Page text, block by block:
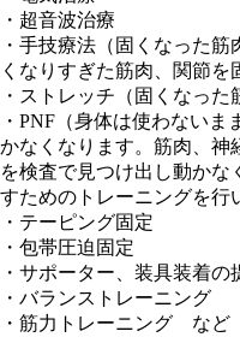
・超音波治療
・手技療法（固くなった
くなりすぎた筋肉、関節を
・ストレッチ（固くなった
・PNF（身体は使わない
かなくなります。筋肉、神
を検査で見つけ出し動かな
すためのトレーニングを行
・テーピング固定
・包帯圧迫固定
・サポーター、装具装着の
・バランストレーニング
・筋力トレーニング など